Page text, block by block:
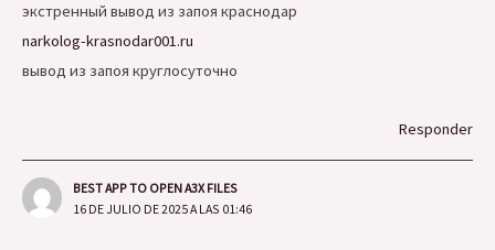
экстренный вывод из запоя краснодар
narkolog-krasnodar001.ru
вывод из запоя круглосуточно
Responder
BEST APP TO OPEN A3X FILES
16 DE JULIO DE 2025 A LAS 01:46